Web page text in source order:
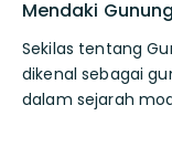
Mendaki
Sekilas tentang
dikenal sebagai
dalam sejarah